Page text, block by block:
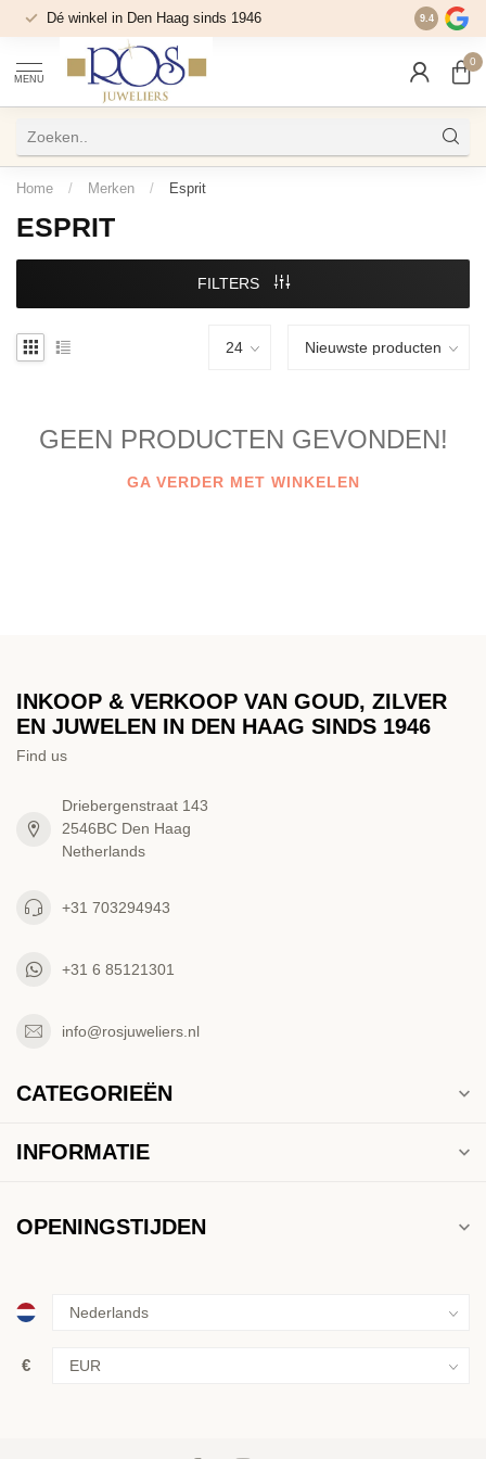
Dé winkel in Den Haag sinds 1946 9.4
MENU
0
Home / Merken / Esprit
ESPRIT
FILTERS
GEEN PRODUCTEN GEVONDEN!
GA VERDER MET WINKELEN
INKOOP & VERKOOP VAN GOUD, ZILVER
EN JUWELEN IN DEN HAAG SINDS 1946
Find us
Driebergenstraat 143
2546BC Den Haag
Netherlands
+31 703294943
+31 6 85121301
info@rosjuweliers.nl
CATEGORIEËN
INFORMATIE
OPENINGSTIJDEN
€